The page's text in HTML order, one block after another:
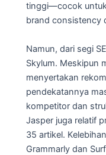
tinggi—cocok
brand consistency
Namun, dari segi
Skylum. Meskipun
menyertakan
pendekatannya
kompetitor dan
Jasper juga relatif
35 artikel.
Grammarly dan